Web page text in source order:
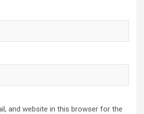
and website in this browser for the